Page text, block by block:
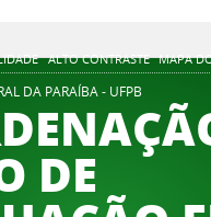
ALTO CONTRASTE MAPA
Acesso à
DA PARAÍBA - UFPB
DE